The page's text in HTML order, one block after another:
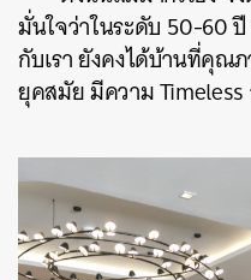
มั่นใจว่าในระดับ 50-60
กับเรา ยังคงได้บ้านที่คุณ
ยุคสมัย มีความ